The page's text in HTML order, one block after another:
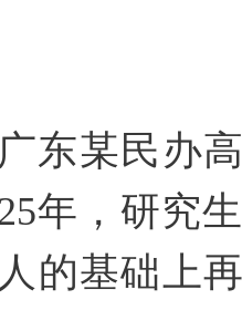
某民办高
年，研究
的基础上